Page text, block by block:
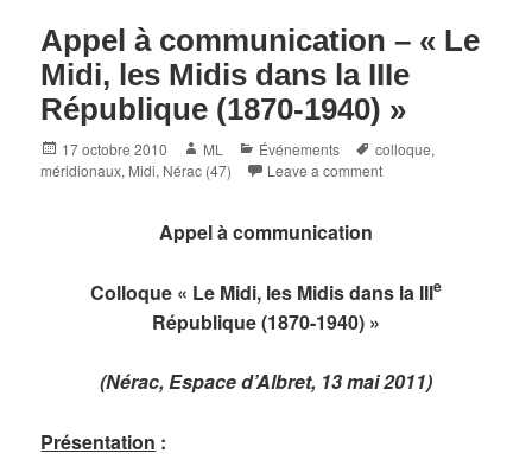
Appel à communication – « Le
Midi, les Midis dans la IIIe
République (1870-1940) »
Posted
on
17 octobre 2010 Author
ML Categories
Événements Tags
colloque,
méridionaux, Midi, Nérac (47) Leave a comment
Appel à communication
Colloque « Le Midi, les Midis dans la IIIe
République (1870-1940) »
(Nérac, Espace d’Albret, 13 mai 2011)
Présentation :